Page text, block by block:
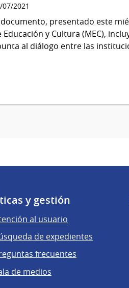
07/2021
documento, presentado este
Educación y Cultura (MEC),
al diálogo entre las
y gestión
al usuario
de expedientes
frecuentes
de medios